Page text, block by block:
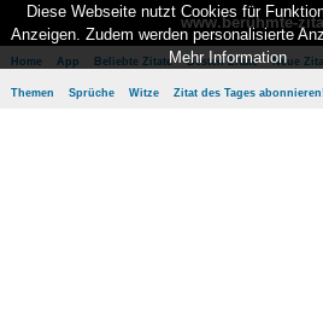
www.berühmte-
Home App Beliebte Zitate Besten Zitate Neue
Themen Sprüche Witze Zitat des Tages
Diese Webseite nutzt Cookies für
Anzeigen. Zudem werden personalisierte
Mehr Information